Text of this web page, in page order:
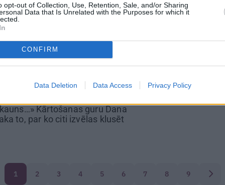
opt-out of Collection, Use, Retention, Sale, and/or Sharing
Data that Is Unrelated with the Purposes for which it
CONFIRM
Data Deletion Data Access Privacy Policy
uz zupām
atklāj savu ikdienas ēdienkarti
Kārtošanas guru Dana
to, par ko citi izvēlas klusēt
1 2 3 4 5 6 7 8 9